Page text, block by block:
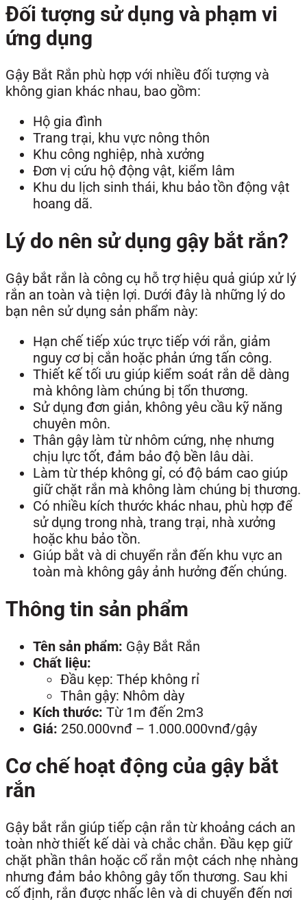
Đối tượng sử dụng và phạm vi
ứng dụng
Gậy Bắt Rắn phù hợp với nhiều đối tượng và
không gian khác nhau, bao gồm:
Hộ gia đình
Trang trại, khu vực nông thôn
Khu công nghiệp, nhà xưởng
Đơn vị cứu hộ động vật, kiểm lâm
Khu du lịch sinh thái, khu bảo tồn động vật
hoang dã.
Lý do nên sử dụng gậy bắt rắn?
Gậy bắt rắn là công cụ hỗ trợ hiệu quả giúp xử lý
rắn an toàn và tiện lợi. Dưới đây là những lý do
bạn nên sử dụng sản phẩm này:
Hạn chế tiếp xúc trực tiếp với rắn, giảm
nguy cơ bị cắn hoặc phản ứng tấn công.
Thiết kế tối ưu giúp kiểm soát rắn dễ dàng
mà không làm chúng bị tổn thương.
Sử dụng đơn giản, không yêu cầu kỹ năng
chuyên môn.
Thân gậy làm từ nhôm cứng, nhẹ nhưng
chịu lực tốt, đảm bảo độ bền lâu dài.
Làm từ thép không gỉ, có độ bám cao giúp
giữ chặt rắn mà không làm chúng bị thương.
Có nhiều kích thước khác nhau, phù hợp để
sử dụng trong nhà, trang trại, nhà xưởng
hoặc khu bảo tồn.
Giúp bắt và di chuyển rắn đến khu vực an
toàn mà không gây ảnh hưởng đến chúng.
Thông tin sản phẩm
Tên sản phẩm: Gậy Bắt Rắn
Chất liệu:
Đầu kẹp: Thép không rỉ
Thân gậy: Nhôm dày
Kích thước: Từ 1m đến 2m3
Giá: 250.000vnđ – 1.000.000vnđ/gậy
Cơ chế hoạt động của gậy bắt
rắn
Gậy bắt rắn giúp tiếp cận rắn từ khoảng cách an
toàn nhờ thiết kế dài và chắc chắn. Đầu kẹp giữ
chặt phần thân hoặc cổ rắn một cách nhẹ nhàng
nhưng đảm bảo không gây tổn thương. Sau khi
cố định, rắn được nhấc lên và di chuyển đến nơi